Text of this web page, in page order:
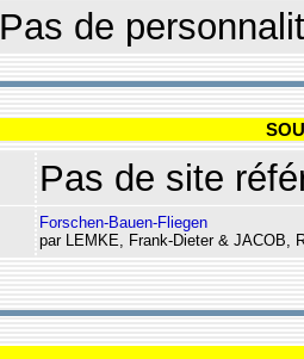
Pas de
Pas de site
Forschen-Bauen-Fliegen
par LEMKE, Frank-Dieter & JACOB,